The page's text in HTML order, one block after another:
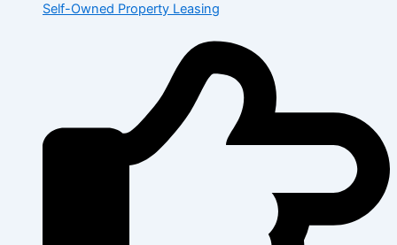
Self-Owned Property Leasing